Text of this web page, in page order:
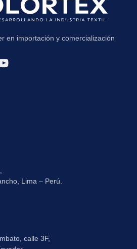
en importación y comercialización
Lima – Perú.
calle 3F,